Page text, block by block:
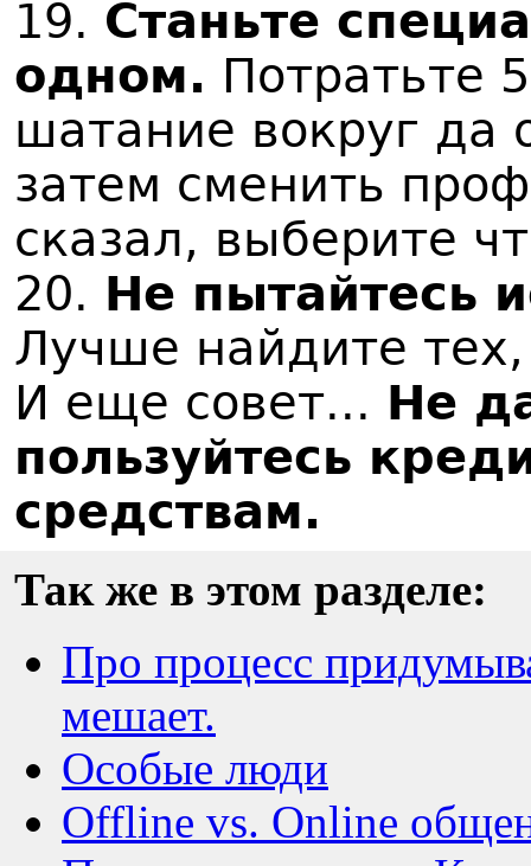
19. Станьте
одном. Потратьте
шатание вокруг да
затем сменить
сказал, выберите
20. Не пытайтесь
Лучше найдите
И еще совет... Не
пользуйтесь
средствам.
Так же в этом разделе:
Про процесс
мешает.
Особые люди
Offline vs. Online